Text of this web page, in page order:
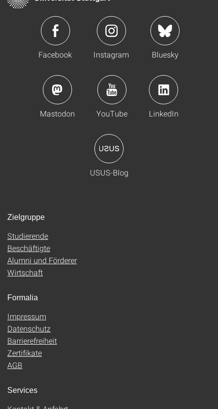
Facebook Instagram Bluesky
Mastodon YouTube LinkedIn
USUS-Blog
Zielgruppe
Studierende
Beschäftigte
Alumni und Förderer
Wirtschaft
Formalia
Impressum
Datenschutz
Barrierefreiheit
Zertifikate
AGB
Services